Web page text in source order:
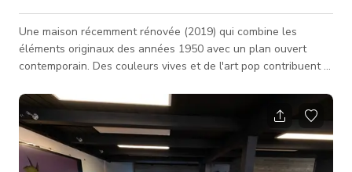
Une maison récemment rénovée (2019) qui combine les
éléments originaux des années 1950 avec un plan ouvert
contemporain. Des couleurs vives et de l'art pop contribuent à